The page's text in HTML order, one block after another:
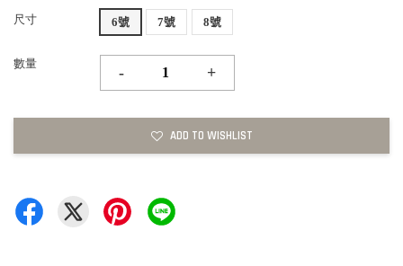
尺寸 6號 7號 8號
數量
- +
ADD TO WISHLIST